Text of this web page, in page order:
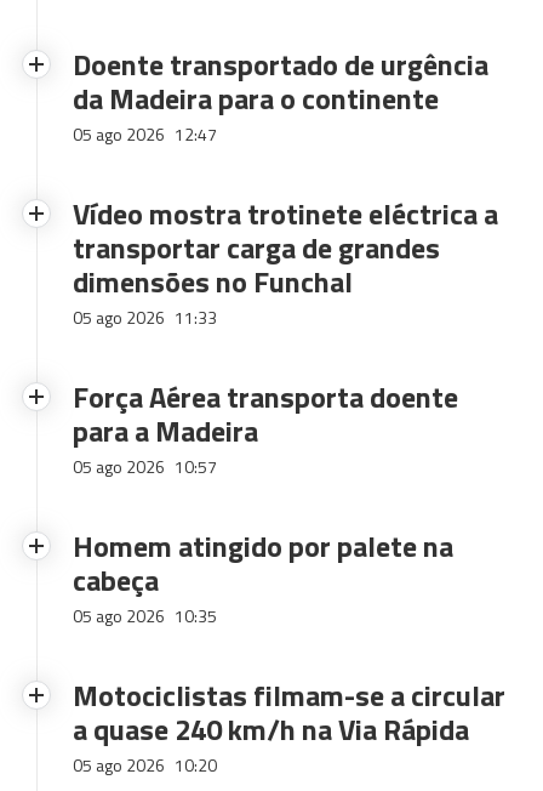
Doente transportado de urgência
da Madeira para o continente
05 ago 2026 12:47
Vídeo mostra trotinete eléctrica a
transportar carga de grandes
dimensões no Funchal
05 ago 2026 11:33
Força Aérea transporta doente
para a Madeira
05 ago 2026 10:57
Homem atingido por palete na
cabeça
05 ago 2026 10:35
Motociclistas filmam-se a circular
a quase 240 km/h na Via Rápida
05 ago 2026 10:20